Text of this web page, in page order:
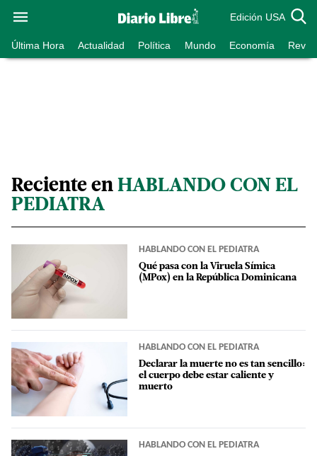
Edición USA
Última Hora Actualidad Política Mundo Economía
Reciente en HABLANDO CON EL
PEDIATRA
HABLANDO CON EL PEDIATRA
Qué pasa con la Viruela Símica
(MPox) en la República Dominicana
HABLANDO CON EL PEDIATRA
Declarar la muerte no es tan sencillo:
el cuerpo debe estar caliente y
muerto
HABLANDO CON EL PEDIATRA